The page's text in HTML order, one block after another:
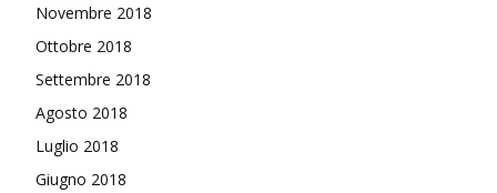
Novembre 2018
Ottobre 2018
Settembre 2018
Agosto 2018
Luglio 2018
Giugno 2018